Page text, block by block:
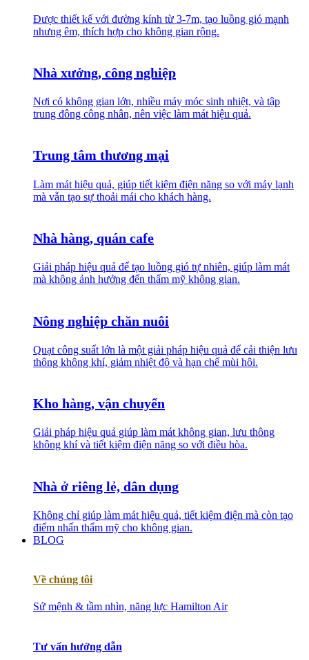
Được thiết kế với đường kính từ 3-7m, tạo luồng gió mạnh
nhưng êm, thích hợp cho không gian rộng.
Nhà xưởng, công nghiệp
Nơi có không gian lớn, nhiều máy móc sinh nhiệt, và tập
trung đông công nhân, nên việc làm mát hiệu quả.
Trung tâm thương mại
Làm mát hiệu quả, giúp tiết kiệm điện năng so với máy lạnh
mà vẫn tạo sự thoải mái cho khách hàng.
Nhà hàng, quán cafe
Giải pháp hiệu quả để tạo luồng gió tự nhiên, giúp làm mát
mà không ảnh hưởng đến thẩm mỹ không gian.
Nông nghiệp chăn nuôi
Quạt công suất lớn là một giải pháp hiệu quả để cải thiện lưu
thông không khí, giảm nhiệt độ và hạn chế mùi hôi.
Kho hàng, vận chuyển
Giải pháp hiệu quả giúp làm mát không gian, lưu thông
không khí và tiết kiệm điện năng so với điều hòa.
Nhà ở riêng lẻ, dân dụng
Không chỉ giúp làm mát hiệu quả, tiết kiệm điện mà còn tạo
điểm nhấn thẩm mỹ cho không gian.
BLOG
Về chúng tôi
Sứ mệnh & tầm nhìn, năng lực Hamilton Air
Tư vấn hướng dẫn